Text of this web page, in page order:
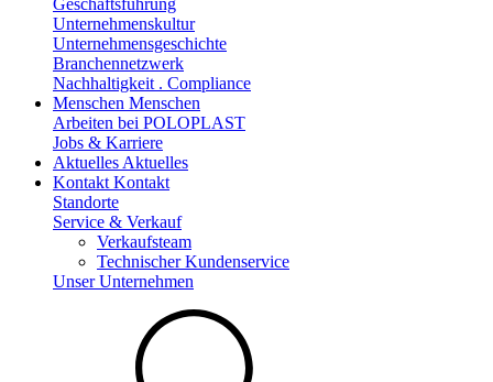
Geschäftsführung
Unternehmenskultur
Unternehmensgeschichte
Branchennetzwerk
Nachhaltigkeit . Compliance
Menschen Menschen
Arbeiten bei POLOPLAST
Jobs & Karriere
Aktuelles Aktuelles
Kontakt Kontakt
Standorte
Service & Verkauf
Verkaufsteam
Technischer Kundenservice
Unser Unternehmen